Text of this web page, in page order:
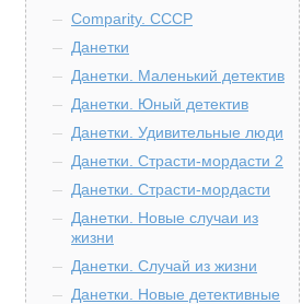
Comparity. СССР
Данетки
Данетки. Маленький детектив
Данетки. Юный детектив
Данетки. Удивительные люди
Данетки. Страсти-мордасти 2
Данетки. Страсти-мордасти
Данетки. Новые случаи из
жизни
Данетки. Случай из жизни
Данетки. Новые детективные